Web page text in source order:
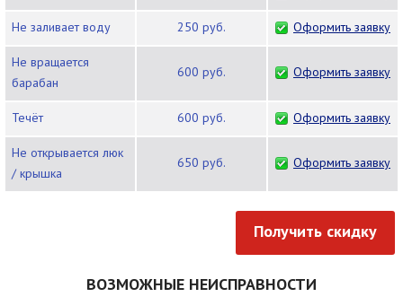
Не заливает воду 250 руб. Оформить заявку
Не вращается
барабан
600 руб. Оформить заявку
Течёт 600 руб. Оформить заявку
Не открывается люк
/ крышка
650 руб. Оформить заявку
Получить скидку
ВОЗМОЖНЫЕ НЕИСПРАВНОСТИ